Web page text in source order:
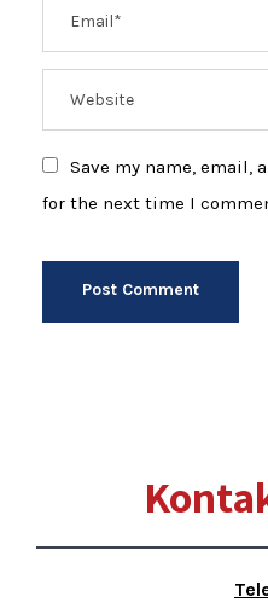
Save my name, email,
for the next time I